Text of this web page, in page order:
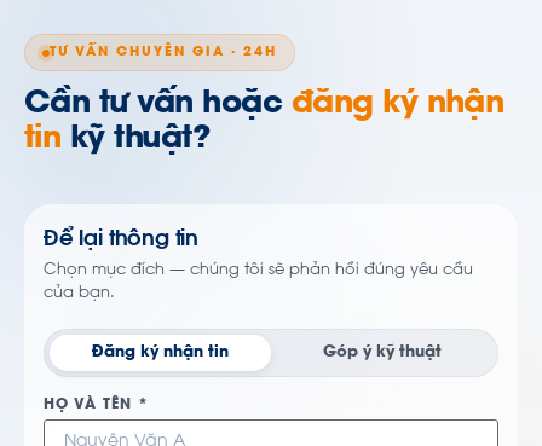
TƯ VẤN CHUYÊN GIA · 24H
Cần tư vấn hoặc đăng ký nhận
tin kỹ thuật?
Để lại thông tin
Chọn mục đích — chúng tôi sẽ phản hồi đúng yêu cầu
của bạn.
Đăng ký nhận tin Góp ý kỹ thuật
HỌ VÀ TÊN *